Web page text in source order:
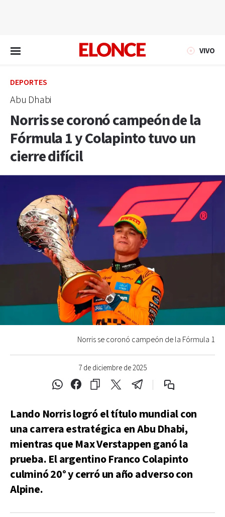
VIVO
DEPORTES
Abu Dhabi
Norris se coronó campeón de la
Fórmula 1 y Colapinto tuvo un
cierre difícil
7 de diciembre de 2025
Norris se coronó campeón de la Fórmula 1
Lando Norris logró el título mundial con
una carrera estratégica en Abu Dhabi,
mientras que Max Verstappen ganó la
prueba. El argentino Franco Colapinto
culminó 20° y cerró un año adverso con
Alpine.